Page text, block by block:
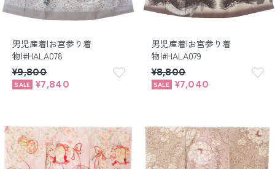
男児産着|お宮参り着
物|#HALA078
¥9,800
¥7,840
男児産着|お宮参り着
物|#HALA079
¥8,800
¥7,040